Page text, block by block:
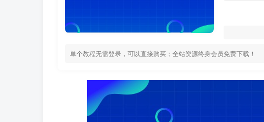
单个教程无需登录，可以直接购买；全站资源终身会员免费下载！